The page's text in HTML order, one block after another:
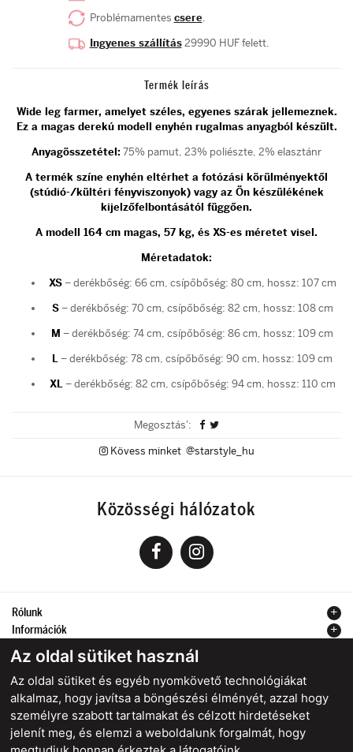
Az oldal sütiket használ
Az oldal sütiket és egyéb nyomkövető technológiákat
alkalmaz, hogy javítsa a böngészési élményét, azzal hogy
személyre szabott tartalmakat és célzott hirdetéseket
jelenít meg, és elemzi a weboldalunk forgalmát, hogy
Problémamentes csere.
Ingyenes szállítás29990 HUF felett.
Termék leírás
Wide leg farmer, amelyet széles, egyenes szárak jellemeznek.
Ez a magas derekú modell enyhén rugalmas anyagból készült.
Anyagösszetétel: 75% pamut, 23% poliészte, 2% elasztánr
A termék színe enyhén eltérhet a fotózási körülményektől
(stúdió-/kültéri fényviszonyok) vagy az Ön készülékének
kijelzőfelbontásától függően.
A modell 164 cm magas, 57 kg, és XS-es méretet visel.
Méretadatok:
XS– derékbőség: 66 cm, csípőbőség: 80 cm, hossz: 107 cm
S– derékbőség: 70 cm, csípőbőség: 82 cm, hossz: 108 cm
M – derékbőség: 74 cm, csípőbőség: 86 cm, hossz: 109 cm
L – derékbőség: 78 cm, csípőbőség: 90 cm, hossz: 109 cm
XL – derékbőség: 82 cm, csípőbőség: 94 cm, hossz: 110 cm
Megosztás':
Kövess minket @starstyle_hu
Közösségi hálózatok
Rólunk
Információk
Kapcsolat